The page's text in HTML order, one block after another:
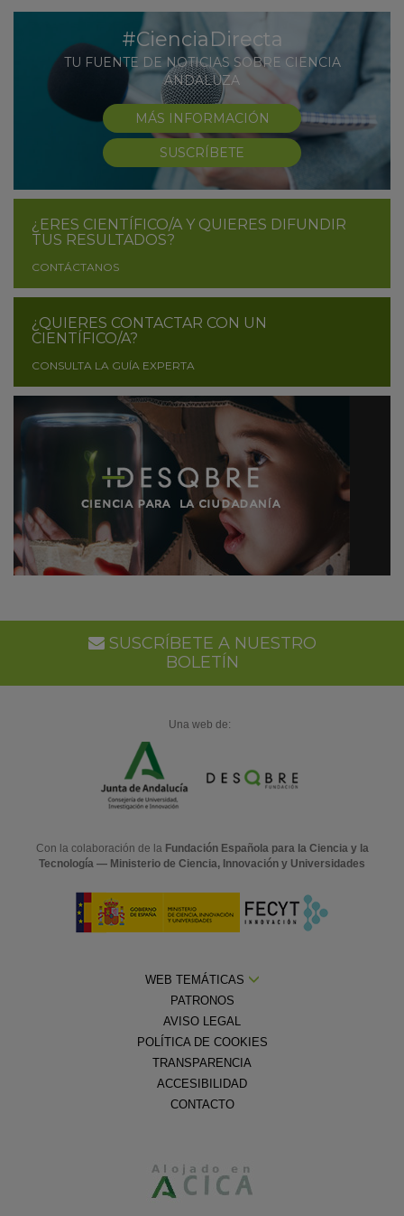
#CienciaDirecta
TU FUENTE DE NOTICIAS SOBRE CIENCIA
ANDALUZA
MÁS INFORMACIÓN
SUSCRÍBETE
¿ERES CIENTÍFICO/A Y QUIERES DIFUNDIR
TUS RESULTADOS?
CONTÁCTANOS
¿QUIERES CONTACTAR CON UN
CIENTÍFICO/A?
CONSULTA LA GUÍA EXPERTA
SUSCRÍBETE A NUESTRO
BOLETÍN
Una web de:
Con la colaboración de la Fundación Española para la Ciencia y la
Tecnología — Ministerio de Ciencia, Innovación y Universidades
WEB TEMÁTICAS
PATRONOS
AVISO LEGAL
POLÍTICA DE COOKIES
TRANSPARENCIA
ACCESIBILIDAD
CONTACTO